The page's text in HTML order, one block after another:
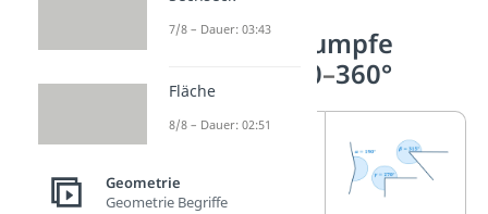
Der überstumpfe
Winkel: 180–360°
Winkel
7/8 – Dauer: 03:43
Fläche
8/8 – Dauer: 02:51
Geometrie
Geometrie Begriffe